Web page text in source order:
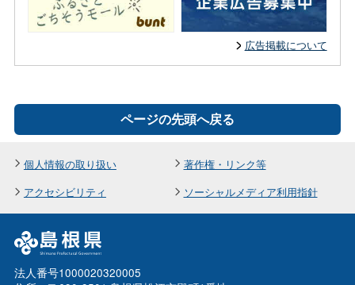
広告掲載について
ページの先頭へ戻る
個人情報の取り扱い
著作権・リンク等
アクセシビリティ
ソーシャルメディア利用指針
法人番号1000020320005